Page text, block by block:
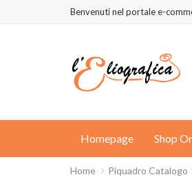
Benvenuti nel portale e-
Homepage Shop
Home Piquadro Catalogo